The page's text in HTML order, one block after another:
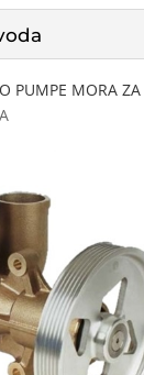
PUMPE MORA ZA